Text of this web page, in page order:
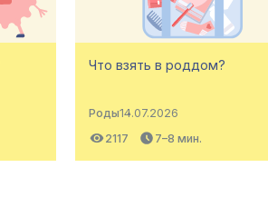
Что взять в роддом?
Роды14.07.2026
2117
7–8 мин.